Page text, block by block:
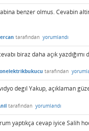
benzer olmus. Cevabin
tarafından yorumlandı
biraz daha açık
tarafından
degıl Yakup, açıklaman
tarafından yorumlandı
yaptıkça cevap iyice Salih